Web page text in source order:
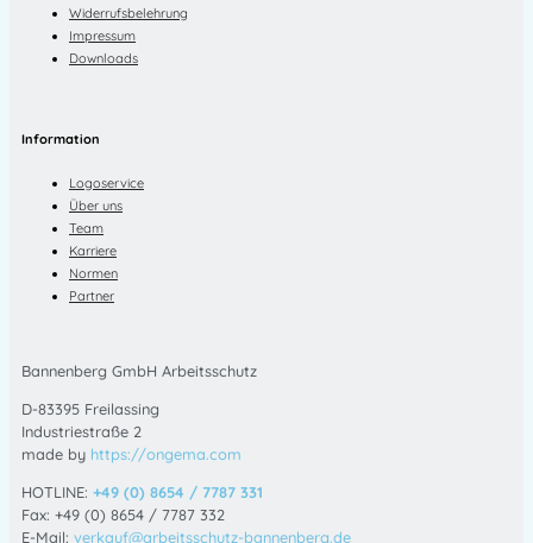
Widerrufsbelehrung
Impressum
Downloads
Information
Logoservice
Über uns
Team
Karriere
Normen
Partner
Bannenberg GmbH Arbeitsschutz
D-83395 Freilassing
Industriestraße 2
made by https://ongema.com
HOTLINE: +49 (0) 8654 / 7787 331
Fax: +49 (0) 8654 / 7787 332
E-Mail: verkauf@arbeitsschutz-bannenberg.de